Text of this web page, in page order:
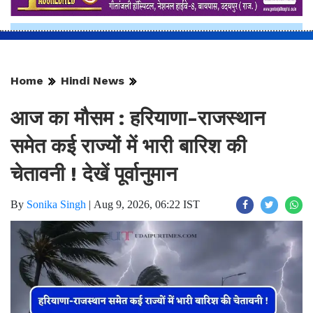
Home Hindi News
आज का मौसम : हरियाणा-राजस्थान
समेत कई राज्यों में भारी बारिश की
चेतावनी ! देखें पूर्वानुमान
By Sonika Singh | Aug 9, 2026, 06:22 IST